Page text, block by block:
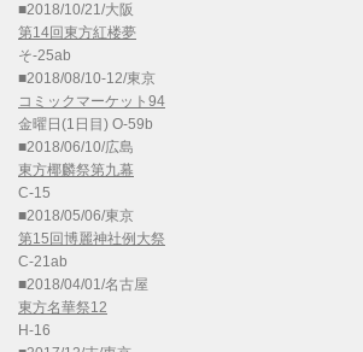
■2018/10/21/大阪
第14回東方紅楼夢
そ-25ab
■2018/08/10-12/東京
コミックマーケット94
金曜日(1日目) O-59b
■2018/06/10/広島
東方椰麟祭第九幕
C-15
■2018/05/06/東京
第15回博麗神社例大祭
C-21ab
■2018/04/01/名古屋
東方名華祭12
H-16